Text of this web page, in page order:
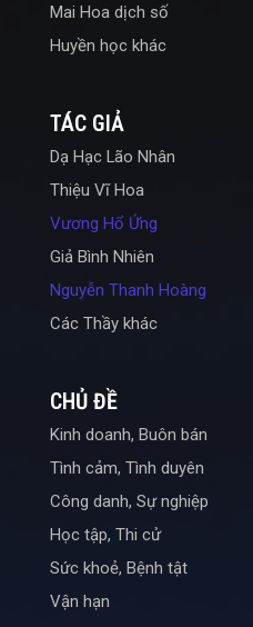
Mai Hoa dịch số
Huyền học khác
TÁC GIẢ
Dạ Hạc Lão Nhân
Thiệu Vĩ Hoa
Vương Hổ Ứng
Giả Bình Nhiên
Nguyễn Thanh Hoàng
Các Thầy khác
CHỦ ĐỀ
Kinh doanh, Buôn bán
Tình cảm, Tình duyên
Công danh, Sự nghiệp
Học tập, Thi cử
Sức khoẻ, Bệnh tật
Vận hạn